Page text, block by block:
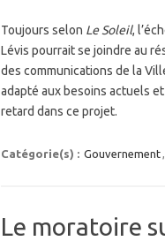
Toujours selon Le Soleil,
Lévis pourrait se joindre au
des communications de la
adapté aux besoins actuels
retard dans ce projet.
Catégorie(s) : Gouvernement,
Le moratoire